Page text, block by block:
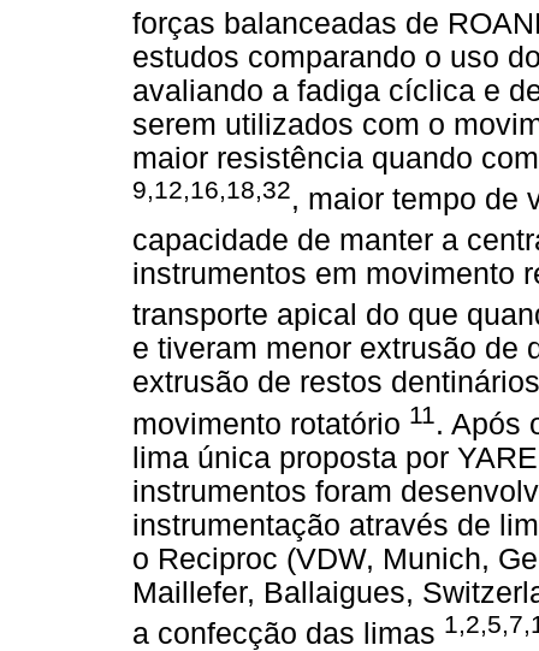
forças balanceadas de
estudos comparando o uso
avaliando a fadiga cíclica e
serem utilizados com o
maior resistência quando
9,12,16,18,32, maior tempo de
capacidade de manter a
instrumentos em movimento
transporte apical do que
e tiveram menor extrusão de
extrusão de restos
movimento rotatório 11 . Após
lima única proposta por
instrumentos foram
instrumentação através de
o Reciproc (VDW, Munich,
Maillefer, Ballaigues,
a confecção das limas